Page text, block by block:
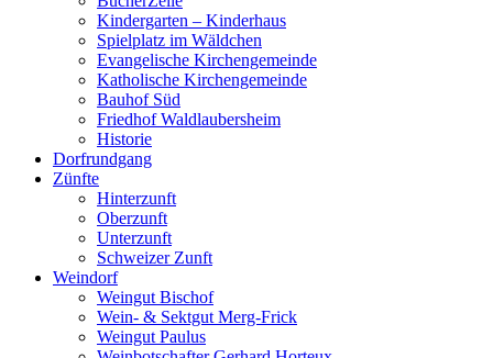
Kindergarten – Kinderhaus
Spielplatz im Wäldchen
Evangelische Kirchengemeinde
Katholische Kirchengemeinde
Bauhof Süd
Friedhof Waldlaubersheim
Historie
Dorfrundgang
Zünfte
Hinterzunft
Oberzunft
Unterzunft
Schweizer Zunft
Weindorf
Weingut Bischof
Wein- & Sektgut Merg-Frick
Weingut Paulus